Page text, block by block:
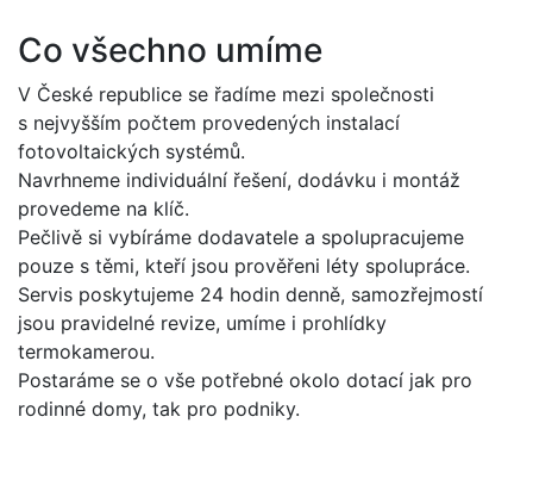
Co všechno umíme
V České republice se řadíme mezi společnosti
s nejvyšším počtem provedených instalací
fotovoltaických systémů.
Navrhneme individuální řešení, dodávku i montáž
provedeme na klíč.
Pečlivě si vybíráme dodavatele a spolupracujeme
pouze s těmi, kteří jsou prověřeni léty spolupráce.
Servis poskytujeme 24 hodin denně, samozřejmostí
jsou pravidelné revize, umíme i prohlídky
termokamerou.
Postaráme se o vše potřebné okolo dotací jak pro
rodinné domy, tak pro podniky.